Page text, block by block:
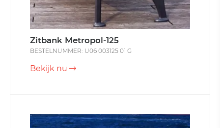
Zitbank Metropol-125
BESTELNUMMER: U06 003125 01 G
Bekijk nu